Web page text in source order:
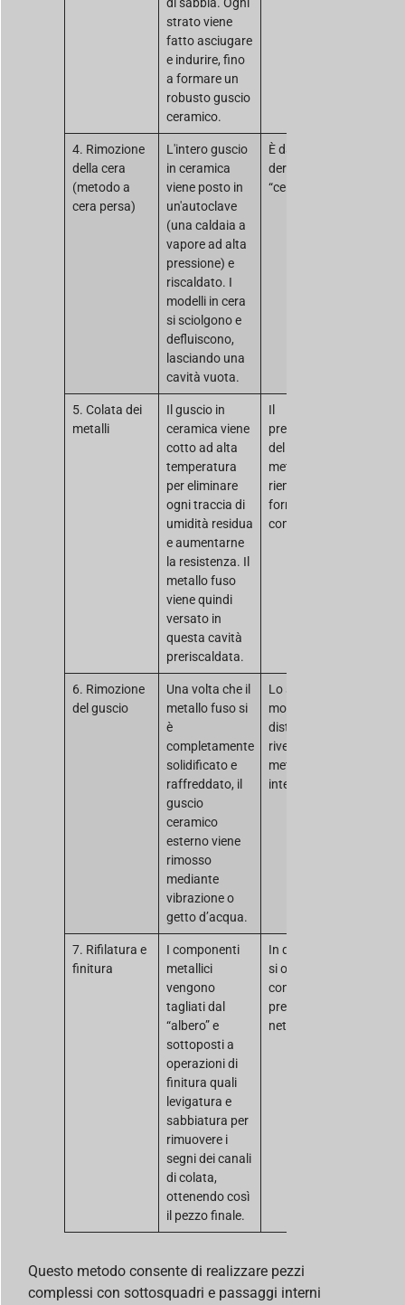
di sabbia. Ogni
strato viene
fatto asciugare
e indurire, fino
a formare un
robusto guscio
ceramico.
4. Rimozione
della cera
(metodo a
cera persa)
L'intero guscio
in ceramica
viene posto in
un'autoclave
(una caldaia a
vapore ad alta
pressione) e
riscaldato. I
modelli in cera
si sciolgono e
defluiscono,
lasciando una
cavità vuota.
È da qui che
deriva il nome
“cera persa”.
5. Colata dei
metalli
Il guscio in
ceramica viene
cotto ad alta
temperatura
per eliminare
ogni traccia di
umidità residua
e aumentarne
la resistenza. Il
metallo fuso
viene quindi
versato in
questa cavità
preriscaldata.
Il
preriscaldamento
del guscio aiuta il
metallo liquido a
riempire tutte le
forme
complesse.
6. Rimozione
del guscio
Una volta che il
metallo fuso si
è
completamente
solidificato e
raffreddato, il
guscio
ceramico
esterno viene
rimosso
mediante
vibrazione o
getto d’acqua.
Lo stampo
monouso viene
distrutto per
rivelare le parti
metalliche al suo
interno.
7. Rifilatura e
finitura
I componenti
metallici
vengono
tagliati dal
“albero” e
sottoposti a
operazioni di
finitura quali
levigatura e
sabbiatura per
rimuovere i
segni dei canali
di colata,
ottenendo così
il pezzo finale.
In questo modo
si ottiene un
componente di
precisione “near-
net-shape”.
Questo metodo consente di realizzare pezzi
complessi con sottosquadri e passaggi interni